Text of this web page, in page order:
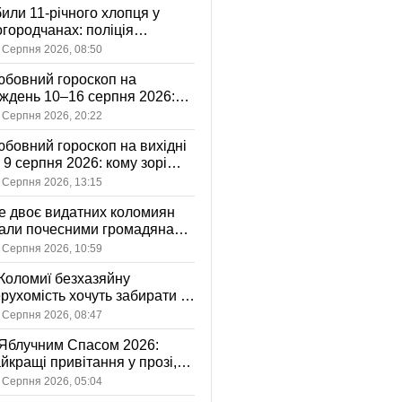
11-річного хлопця у
поліція
обставини ДТП
Серпня 2026, 08:50
гороскоп на
10–16 серпня 2026:
зорі готують у стосунках
знаку
Серпня 2026, 20:22
гороскоп на вихідні
9 серпня 2026: кому зорі
ніжність, а кому —
розмову
Серпня 2026, 13:15
двоє видатних коломиян
почесними громадянами
Серпня 2026, 10:59
безхазяйну
хочуть забирати у
громади: що це
Серпня 2026, 08:47
Спасом 2026:
привітання у прозі,
та картинках
Серпня 2026, 05:04